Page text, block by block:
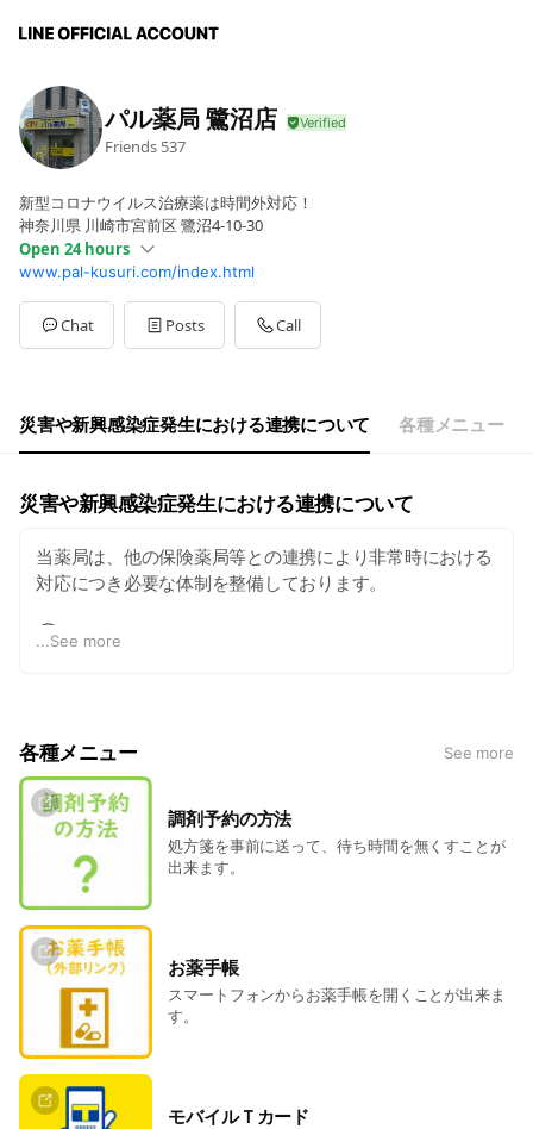
パル薬局 鷺沼店
Friends 537
新型コロナウイルス治療薬は時間外対応！
神奈川県 川崎市宮前区 鷺沼4-10-30
Open 24 hours
Mon08:30 - 13:30,15:00 - 18:30
Thu08:30 - 16:30
08:30 - 13:30
Sun00:00 - 00:00
www.pal-kusuri.com/index.html
Chat Posts Call
災害や新興感染症発生における連携について 各種メニュー
災害や新興感染症発生における連携について
当薬局は、他の保険薬局等との連携により非常時における
対応につき必要な体制を整備しております。
①災害や新興感染症の発生時において、医薬品の供給や
は関係団体等と連携するため、災害や新興感染症の発生時
等における地域の協議会又は研修等に積極的に参加いたし
ます。
③災害や新興感染症の発生時等において対応可能な体制
を確保しています。
これに関連して、災害や新興感染症の発生時等に、都道府
県等から医薬品の供給等について協力の要請があった場合
には、地域の関係機関と連携し、必要な対応を行います。
...See more
各種メニュー See more
調剤予約の方法
処方箋を事前に送って、待ち時間を無くすことが
出来ます。
お薬手帳
スマートフォンからお薬手帳を開くことが出来ま
す。
モバイルＴカード